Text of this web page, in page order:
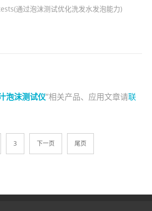
通过泡沫测试优化洗发水发泡能力)
泡沫测试仪”相关产品、应用文章请联
3 下一页 尾页